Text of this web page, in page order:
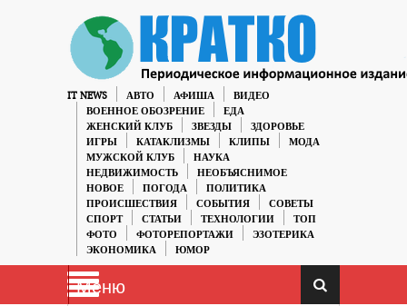
IT NEWS АВТО АФИША
ВИДЕО
ВОЕННОЕ ОБОЗРЕНИЕ
ЕДА
ЖЕНСКИЙ КЛУБ
ЗВЕЗДЫ
ЗДОРОВЬЕ
ИГРЫ
КАТАКЛИЗМЫ КЛИПЫ
МОДА
МУЖСКОЙ КЛУБ
НАУКА
НЕДВИЖИМОСТЬ
НЕОБЪЯСНИМОЕ
НОВОЕ
ПОГОДА
ПОЛИТИКА
ПРОИСШЕСТВИЯ
СОБЫТИЯ
СОВЕТЫ
СПОРТ
СТАТЬИ ТЕХНОЛОГИИ
ТОП
ФОТО
ФОТОРЕПОРТАЖИ
ЭЗОТЕРИКА
ЭКОНОМИКА
ЮМОР
Меню